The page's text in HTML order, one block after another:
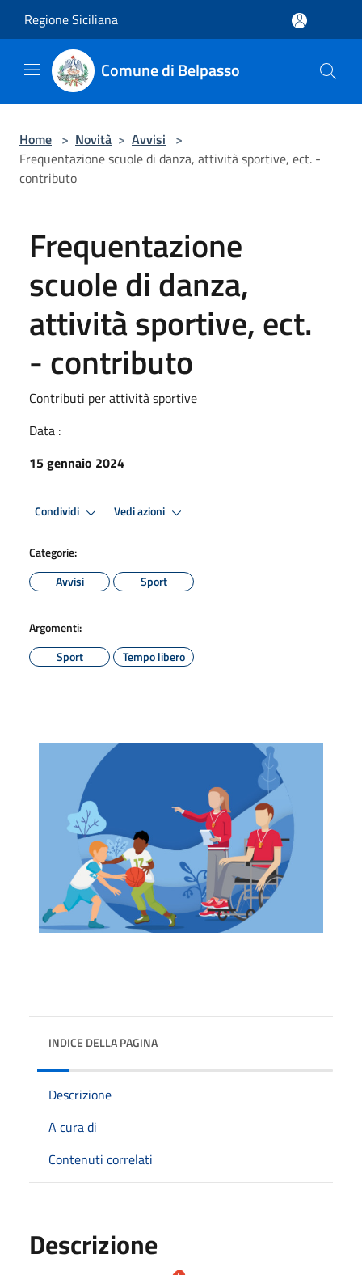
Regione Siciliana
Comune di Belpasso
Home > Novità > Avvisi >
Frequentazione scuole di danza, attività sportive, ect. -
contributo
Frequentazione
scuole di danza,
attività sportive, ect.
- contributo
Contributi per attività sportive
Data :
15 gennaio 2024
Condividi Vedi azioni
Categorie:
Avvisi
Sport
Argomenti:
Sport
Tempo libero
INDICE DELLA PAGINA
Descrizione
A cura di
Contenuti correlati
Descrizione